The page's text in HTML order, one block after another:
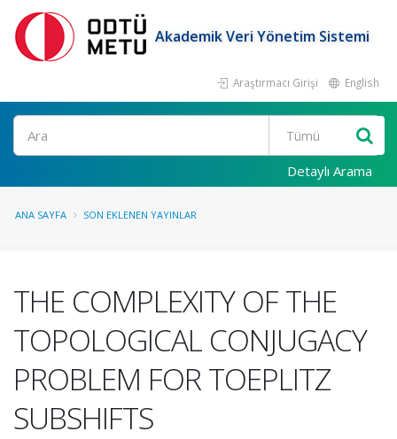
Akademik Veri Yönetim Sistemi
Araştırmacı Girişi English
Ara
Detaylı Arama
ANA SAYFA SON EKLENEN YAYINLAR
THE COMPLEXITY OF THE
TOPOLOGICAL CONJUGACY
PROBLEM FOR TOEPLITZ
SUBSHIFTS